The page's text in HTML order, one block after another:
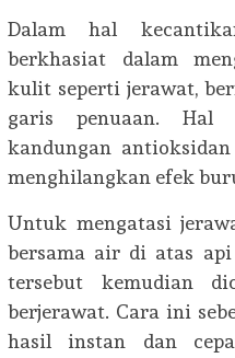
Dalam hal
berkhasiat dalam
kulit seperti jerawat,
garis penuaan. Hal
kandungan
menghilangkan efek
Untuk mengatasi
bersama air di atas
tersebut kemudian
berjerawat. Cara ini
hasil instan dan